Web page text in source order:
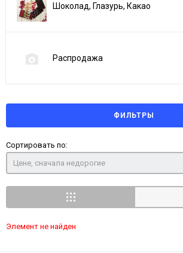
Шоколад, Глазурь, Какао
Распродажа
ФИЛЬТРЫ
Сортировать по:
Цене, сначала недорогие
Элемент не найден